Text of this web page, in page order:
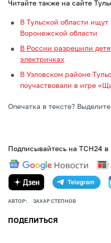
Читайте также на сайте
В Тульской области ищут
Воронежской области
В России разрешили
электричках
В Узловском районе
поучаствовали в игре
Опечатка в тексте?
Подписывайтесь на ТСН24 в
АВТОР: ЗАХАР СТЕПНОВ
ПОДЕЛИТЬСЯ